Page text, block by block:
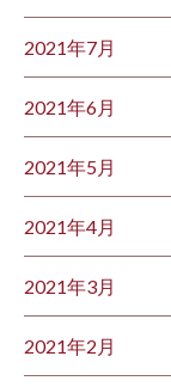
2021年7月
2021年6月
2021年5月
2021年4月
2021年3月
2021年2月